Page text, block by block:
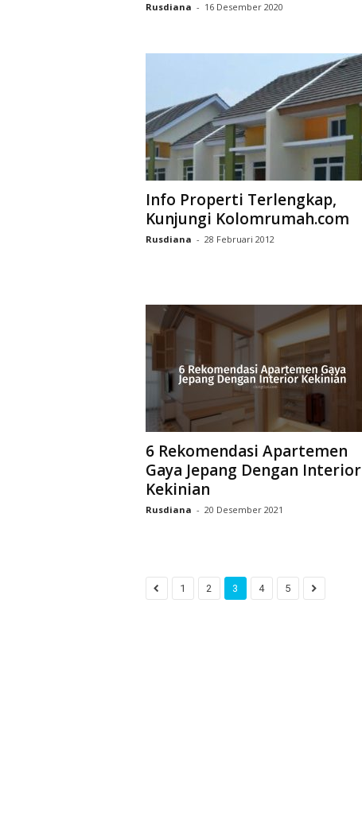
Rusdiana - 16 Desember 2020
Info Properti Terlengkap,
Kunjungi Kolomrumah.com
Rusdiana - 28 Februari 2012
6 Rekomendasi Apartemen
Gaya Jepang Dengan Interior
Kekinian
Rusdiana - 20 Desember 2021
1 2 3 4 5